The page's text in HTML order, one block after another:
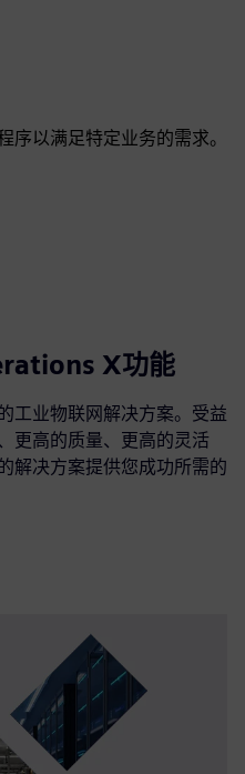
序以满足特定业务的需求。
X功能
工业物联网解决方案。受益
更高的质量、更高的灵活
解决方案提供您成功所需的